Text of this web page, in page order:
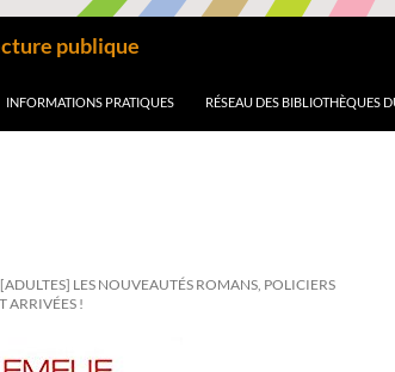
publique
INFORMATIONS PRATIQUES RÉSEAU DES BIBLIOTHÈQUES
[ADULTES] LES NOUVEAUTÉS ROMANS, POLICIERS
ARRIVÉES !